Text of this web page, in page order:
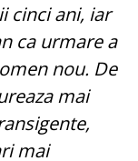
cinci ani, iar
ca urmare a
nou. De
mai
mai